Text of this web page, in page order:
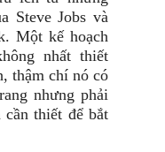
Steve Jobs và
Một kế hoạch
nhất thiết
thậm chí nó có
nhưng phải
thiết để bắt